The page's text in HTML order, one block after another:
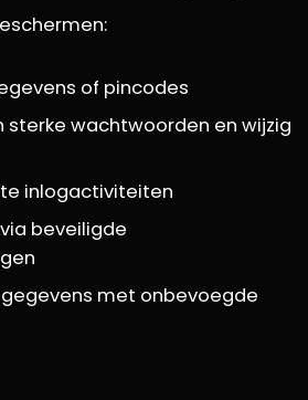
of pincodes
sterke wachtwoorden en wijzig
inlogactiviteiten
beveiligde
met onbevoegde